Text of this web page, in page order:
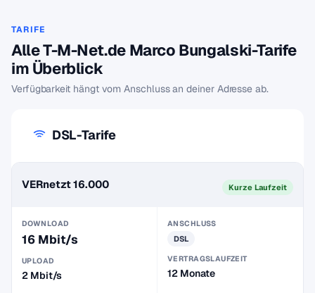
TARIFE
Alle T-M-Net.de Marco Bungalski-Tarife
im Überblick
Verfügbarkeit hängt vom Anschluss an deiner Adresse ab.
DSL-Tarife
VERnetzt 16.000 Kurze Laufzeit
DOWNLOAD
16 Mbit/s
UPLOAD
2 Mbit/s
ANSCHLUSS
DSL
VERTRAGSLAUFZEIT
12 Monate